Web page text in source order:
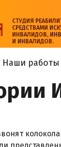
СТУДИЯ
СРЕДСТВАМИ
ИНВАЛИДОВ,
И ИНВАЛИДОВ.
Наши работы